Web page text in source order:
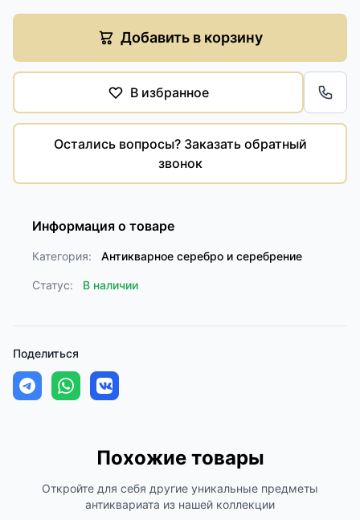
Добавить в корзину
В избранное
Остались вопросы? Заказать обратный
звонок
Информация о товаре
Категория: Антикварное серебро и серебрение
Статус: В наличии
Поделиться
Похожие товары
Откройте для себя другие уникальные предметы
антиквариата из нашей коллекции